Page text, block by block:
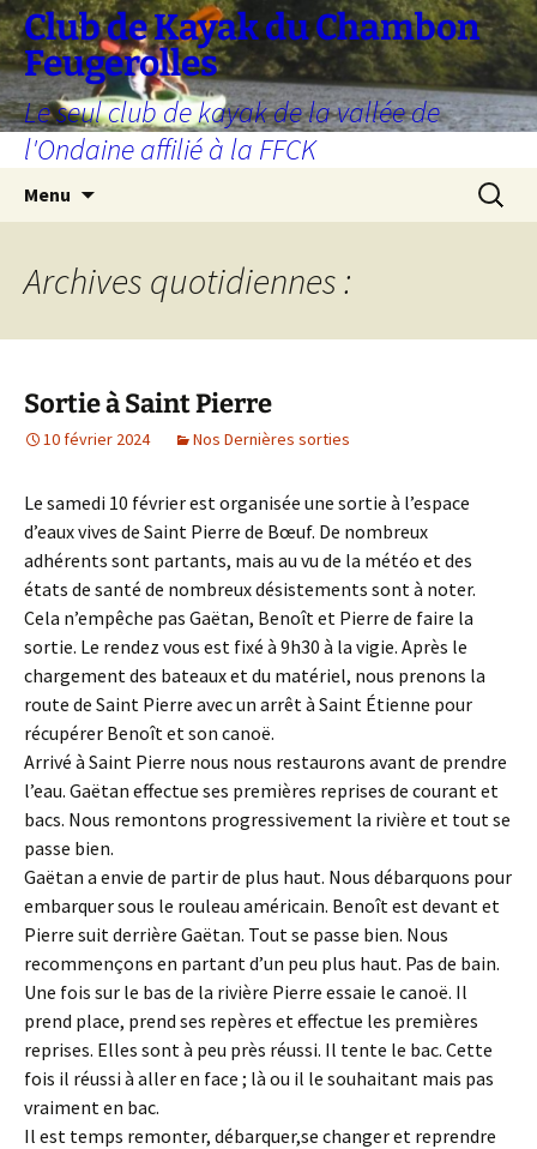
Aller
au
contenu
Club de Kayak du Chambon
Feugerolles
Le seul club de kayak de la vallée de
l'Ondaine affilié à la FFCK
Menu
Archives quotidiennes :
Sortie à Saint Pierre
10 février 2024 Nos Dernières sorties
Le samedi 10 février est organisée une sortie à l’espace
d’eaux vives de Saint Pierre de Bœuf. De nombreux
adhérents sont partants, mais au vu de la météo et des
états de santé de nombreux désistements sont à noter.
Cela n’empêche pas Gaëtan, Benoît et Pierre de faire la
sortie. Le rendez vous est fixé à 9h30 à la vigie. Après le
chargement des bateaux et du matériel, nous prenons la
route de Saint Pierre avec un arrêt à Saint Étienne pour
récupérer Benoît et son canoë.
Arrivé à Saint Pierre nous nous restaurons avant de prendre
l’eau. Gaëtan effectue ses premières reprises de courant et
bacs. Nous remontons progressivement la rivière et tout se
passe bien.
Gaëtan a envie de partir de plus haut. Nous débarquons pour
embarquer sous le rouleau américain. Benoît est devant et
Pierre suit derrière Gaëtan. Tout se passe bien. Nous
recommençons en partant d’un peu plus haut. Pas de bain.
Une fois sur le bas de la rivière Pierre essaie le canoë. Il
prend place, prend ses repères et effectue les premières
reprises. Elles sont à peu près réussi. Il tente le bac. Cette
fois il réussi à aller en face ; là ou il le souhaitant mais pas
vraiment en bac.
Il est temps remonter, débarquer,se changer et reprendre